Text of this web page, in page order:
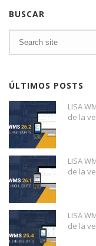
BUSCAR
ÚLTIMOS POSTS
LISA
de la
LISA
de la
LISA
de la